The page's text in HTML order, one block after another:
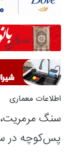
اطلاعات معماری
سنگ
پس‌کوچه در